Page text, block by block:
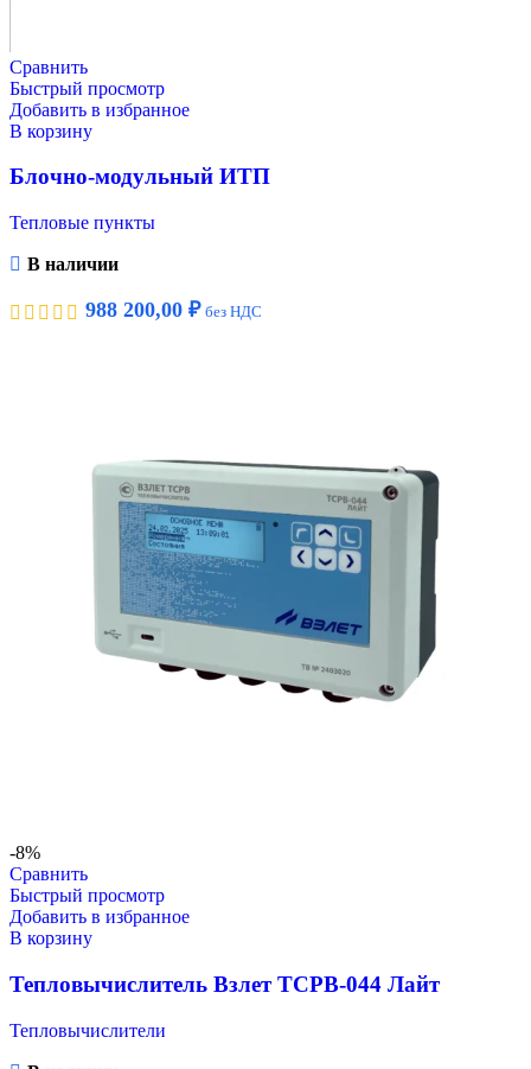
Сравнить
Быстрый просмотр
Добавить в избранное
В корзину
Блочно-модульный ИТП
Тепловые пункты
В наличии
988 200,00 ₽ без НДС
-8%
Сравнить
Быстрый просмотр
Добавить в избранное
В корзину
Тепловычислитель Взлет ТСРВ-044 Лайт
Тепловычислители